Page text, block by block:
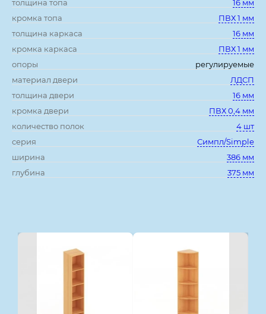
толщина топа
16 мм
кромка топа
ПВХ 1 мм
толщина каркаса
16 мм
кромка каркаса
ПВХ 1 мм
опоры
регулируемые
материал двери
ЛДСП
толщина двери
16 мм
кромка двери
ПВХ 0,4 мм
количество полок
4 шт
серия
Симпл/Simple
ширина
386 мм
глубина
375 мм